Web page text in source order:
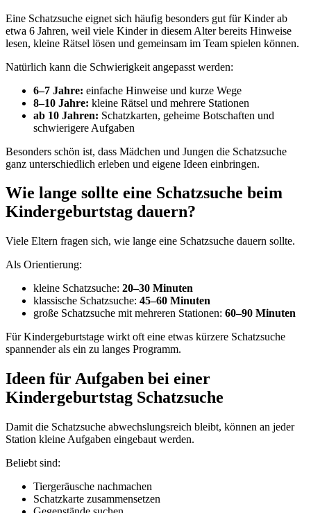
Eine Schatzsuche eignet sich häufig besonders gut für Kinder ab
etwa 6 Jahren, weil viele Kinder in diesem Alter bereits Hinweise
lesen, kleine Rätsel lösen und gemeinsam im Team spielen können.
Natürlich kann die Schwierigkeit angepasst werden:
6–7 Jahre: einfache Hinweise und kurze Wege
8–10 Jahre: kleine Rätsel und mehrere Stationen
ab 10 Jahren: Schatzkarten, geheime Botschaften und
schwierigere Aufgaben
Besonders schön ist, dass Mädchen und Jungen die Schatzsuche
ganz unterschiedlich erleben und eigene Ideen einbringen.
Wie lange sollte eine Schatzsuche beim
Kindergeburtstag dauern?
Viele Eltern fragen sich, wie lange eine Schatzsuche dauern sollte.
Als Orientierung:
kleine Schatzsuche: 20–30 Minuten
klassische Schatzsuche: 45–60 Minuten
große Schatzsuche mit mehreren Stationen: 60–90 Minuten
Für Kindergeburtstage wirkt oft eine etwas kürzere Schatzsuche
spannender als ein zu langes Programm.
Ideen für Aufgaben bei einer
Kindergeburtstag Schatzsuche
Damit die Schatzsuche abwechslungsreich bleibt, können an jeder
Station kleine Aufgaben eingebaut werden.
Beliebt sind:
Tiergeräusche nachmachen
Schatzkarte zusammensetzen